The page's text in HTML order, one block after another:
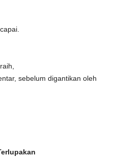
sebelum digantikan oleh